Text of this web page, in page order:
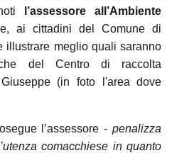
l’assessore all’Ambiente
ai cittadini del Comune di
illustrare meglio quali saranno
del Centro di raccolta
(in foto l'area dove
l’assessore -penalizza
comacchiese in quanto